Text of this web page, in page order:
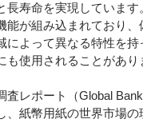
長寿命を実現していま
能が組み込まれており
によって異なる特性を
も使用されることがあ
査レポート（Global
、紙幣用紙の世界市場